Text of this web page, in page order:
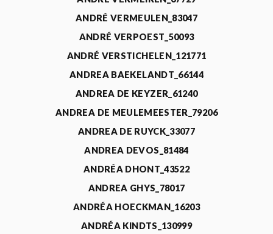
ANDRÉ VERMEULEN_83047
ANDRÉ VERPOEST_50093
ANDRÉ VERSTICHELEN_121771
ANDREA BAEKELANDT_66144
ANDREA DE KEYZER_61240
ANDREA DE MEULEMEESTER_79206
ANDREA DE RUYCK_33077
ANDREA DEVOS_81484
ANDRÉA DHONT_43522
ANDREA GHYS_78017
ANDRÉA HOECKMAN_16203
ANDRÉA KINDTS_130999